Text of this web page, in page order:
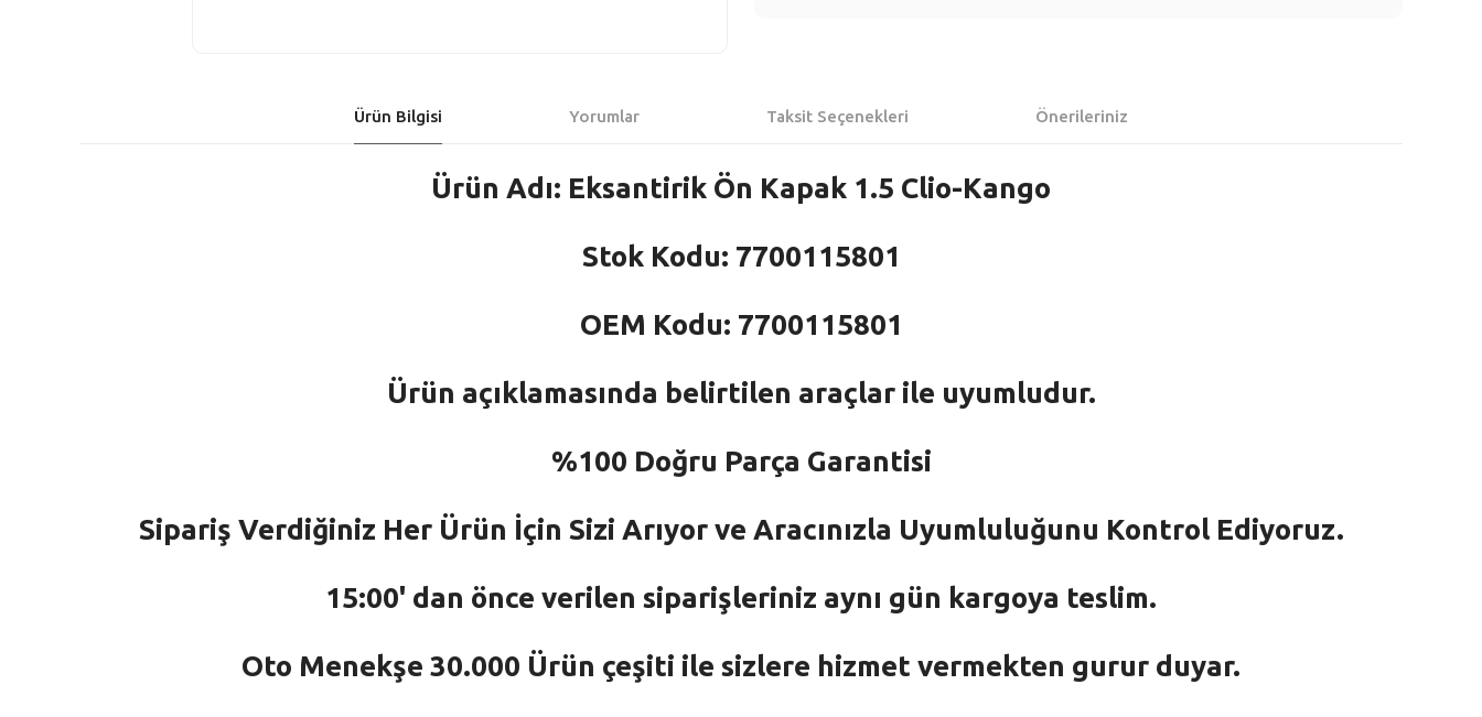
Ürün Bilgisi Yorumlar Taksit Seçenekleri Önerileriniz
Ürün Adı: Eksantirik Ön Kapak 1.5 Clio-Kango
Stok Kodu: 7700115801
OEM Kodu: 7700115801
Ürün açıklamasında belirtilen araçlar ile uyumludur.
%100 Doğru Parça Garantisi
Sipariş Verdiğiniz Her Ürün İçin Sizi Arıyor ve Aracınızla Uyumluluğunu Kontrol Ediyoruz.
15:00' dan önce verilen siparişleriniz aynı gün kargoya teslim.
Oto Menekşe 30.000 Ürün çeşiti ile sizlere hizmet vermekten gurur duyar.